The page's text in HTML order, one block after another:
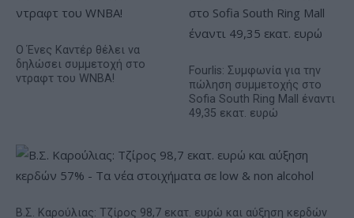
Ο Ένες Καντέρ θέλει να
δηλώσει συμμετοχή στο
ντραφτ του WNBA!
Fourlis: Συμφωνία για την
πώληση συμμετοχής στο
Sofia South Ring Mall έναντι
49,35 εκατ. ευρώ
Β.Σ. Καρούλιας: Τζίρος 98,7 εκατ. ευρώ και αύξηση κερδών